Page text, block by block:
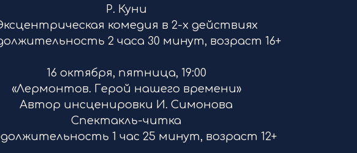
Р. Куни
комедия в 2-х действиях
2 часа 30 минут, возраст 16+
16 октября, пятница, 19:00
«Лермонтов. Герой нашего времени»
Автор инсценировки И. Симонова
Спектакль-читка
1 час 25 минут, возраст 12+